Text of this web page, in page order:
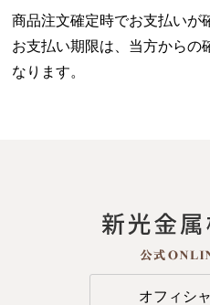
商品注文確定時でお支払いが
お支払い期限は、当方からの
なります。
オフィシ